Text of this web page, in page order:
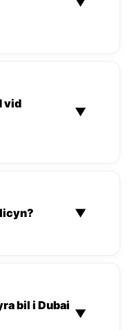
vid
▼
▼
bil i Dubai
▼